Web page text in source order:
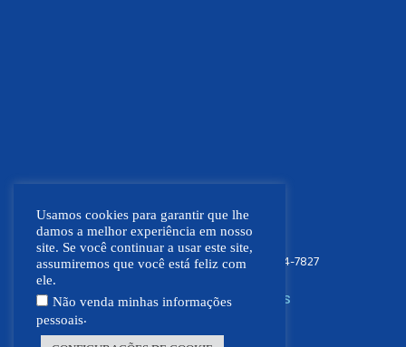
FOCO NEWS MT (66) 9.9664-7827
SIGA NOSSAS REDES SOCIAIS
Usamos cookies para garantir que lhe
damos a melhor experiência em nosso
site. Se você continuar a usar este site,
assumiremos que você está feliz com
ele.
Não venda minhas informações
pessoais.